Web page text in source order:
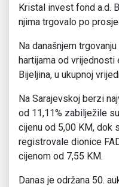
Kristal invest fond a.d.
njima trgovalo po
Na današnjem
hartijama od
Bijeljina, u ukupnoj
Na Sarajevskoj berzi
od 11,11% zabilježile
cijenu od 5,00 KM, dok
registrovale dionice
cijenom od 7,55 KM.
Danas je održana 50.